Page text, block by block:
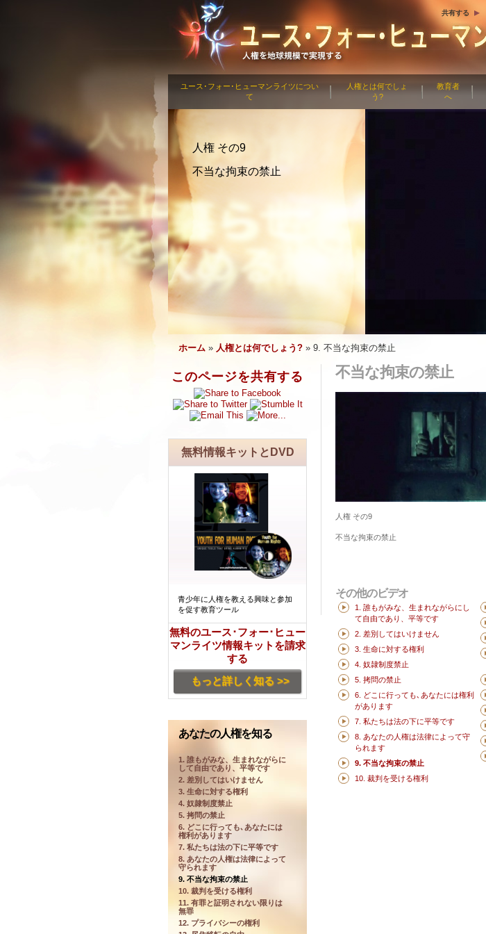
共有する
ユース･フォー･ヒューマンライツについ
て
人権とは何でしょ
う?
教育者
へ
人権 その9
不当な拘束の禁止
ホーム » 人権とは何でしょう? » 9. 不当な拘束の禁止
このページを共有する
無料情報キットとDVD
青少年に人権を教える興味と参加
を促す教育ツール
無料のユース･フォー･ヒュー
マンライツ情報キットを請求
する
もっと詳しく知る >>
あなたの人権を知る
1. 誰もがみな、生まれながらに
して自由であり、平等です
2. 差別してはいけません
3. 生命に対する権利
4. 奴隷制度禁止
5. 拷問の禁止
6. どこに行っても､あなたには
権利があります
7. 私たちは法の下に平等です
8. あなたの人権は法律によって
守られます
9. 不当な拘束の禁止
10. 裁判を受ける権利
11. 有罪と証明されない限りは
無罪
12. プライバシーの権利
不当な拘束の禁止
人権 その9
不当な拘束の禁止
その他のビデオ
1. 誰もがみな、生まれながらにし
て自由であり、平等です
2. 差別してはいけません
3. 生命に対する権利
4. 奴隷制度禁止
5. 拷問の禁止
6. どこに行っても､あなたには権利
があります
7. 私たちは法の下に平等です
8. あなたの人権は法律によって守
られます
9. 不当な拘束の禁止
10. 裁判を受ける権利